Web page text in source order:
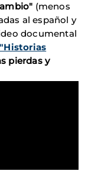
(menos
al español y
documental
"Historias
pierdas y